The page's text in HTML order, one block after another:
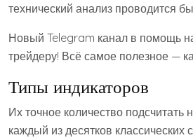
технический анализ проводится
Новый Telegram канал в помощь
трейдеру! Всё самое полезное —
Типы индикаторов
Их точное количество подсчитать
каждый из десятков классических